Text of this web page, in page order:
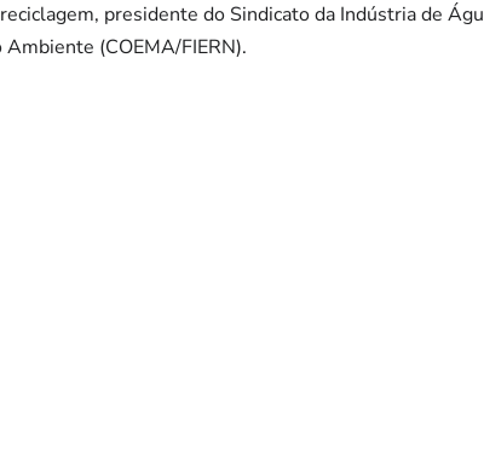
presidente do Sindicato da Indústria de
(COEMA/FIERN).